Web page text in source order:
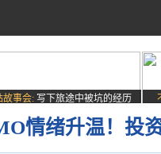
故事会: 写下旅途中被坑的经历
情绪升温！投